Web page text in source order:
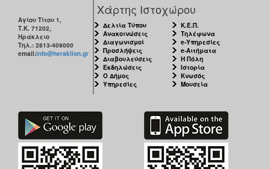
Αγίου Τίτου 1,
Τ.Κ. 71202,
Ηράκλειο
Τηλ.: 2813-409000
email:info@heraklion.gr
Χάρτης Ιστοχώρου
Δελτία Τύπου
Ανακοινώσεις
Διαγωνισμοί
Προσλήψεις
Διαβουλεύσεις
Εκδηλώσεις
Ο Δήμος
Υπηρεσίες
Κ.Ε.Π.
Τηλέφωνα
e-Υπηρεσίες
e-Αιτήματα
Η Πόλη
Ιστορία
Κνωσός
Μουσεία